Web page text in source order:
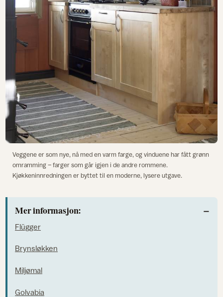
Veggene er som nye, nå med en varm farge, og vinduene har fått grønn
omramming – farger som går igjen i de andre rommene.
Kjøkkeninnredningen er byttet til en moderne, lysere utgave.
Mer informasjon:
Flügger
Brynsløkken
Miljømal
Golvabia